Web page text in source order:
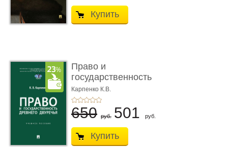
Купить
Право и
государственность
Древнего Двуречья. �
...
Карпенко К.В.
650 руб. 501 руб.
Купить